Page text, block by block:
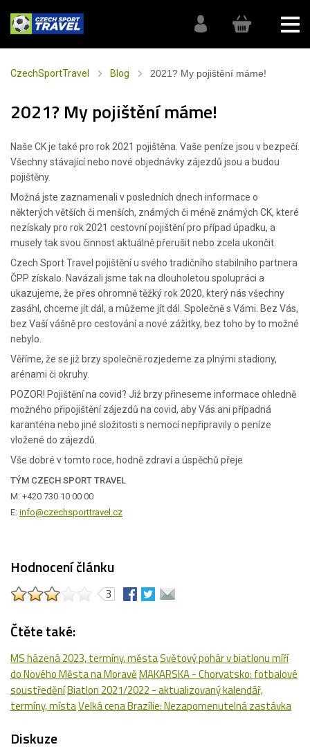
CzechSportTravel Blog 2021? My pojištění máme!
2021? My pojištění máme!
Naše CK je také pro rok 2021 pojištěna. Vaše peníze jsou v bezpečí.
Všechny stávající nebo nové objednávky zájezdů jsou a budou
pojištěny.
Možná jste zaznamenali v posledních dnech informace o
některých větších či menších, známých či méně známých CK, které
nezískaly pro rok 2021 cestovní pojištění pro případ úpadku, a
musely tak svou činnost aktuálně přerušit nebo zcela ukončit.
Czech Sport Travel pojištění u svého tradičního stabilního partnera
ČPP získalo. Navázali jsme tak na dlouholetou spolupráci a
ukazujeme, že přes ohromně těžký rok 2020, který nás všechny
zasáhl, chceme jít dál, a můžeme jít dál. Společně s Vámi. Bez Vás,
bez Vaší vášně pro cestování a nové zážitky, bez toho by to možné
nebylo.
Věříme, že se již brzy společně rozjedeme za plnými stadiony,
arénami či okruhy.
POZOR! Pojištění na covid? Již brzy přineseme informace ohledně
možného připojištění zájezdů na covid, aby Vás ani případná
karanténa nebo jiné složitosti s nemocí nepřipravily o peníze
vložené do zájezdů.
Vše dobré v tomto roce, hodně zdraví a úspěchů přeje
TÝM CZECH SPORT TRAVEL
M: +420 730 10 00 00
E: info@czechsporttravel.cz
Hodnocení článku
3
Čtěte také:
MS házená 2023, termíny, městaSvětový pohár v biatlonu míří
do Nového Města na MoravěMAKARSKA - Chorvatsko: fotbalové
soustředěníBiatlon 2021/2022 - aktualizovaný kalendář,
termíny, místaVelká cena Brazílie: Nezapomenutelná zastávka
Diskuze